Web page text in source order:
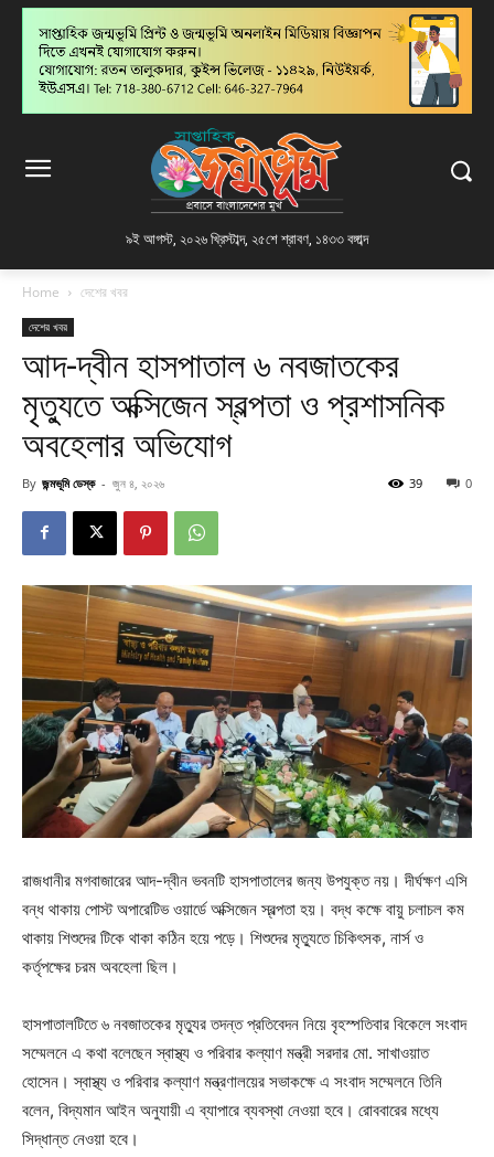
৯ই আগস্ট, ২০২৬ খ্রিস্টাব্দ, ২৫শে শ্রাবণ, ১৪৩৩ বঙ্গাব্দ
Home দেশের খবর
দেশের খবর
আদ-দ্বীন হাসপাতাল ৬ নবজাতকের
মৃত্যুতে অক্সিজেন স্বল্পতা ও প্রশাসনিক
অবহেলার অভিযোগ
By জন্মভূমি ডেস্ক - জুন ৪, ২০২৬ 0
39
রাজধানীর মগবাজারের আদ-দ্বীন ভবনটি হাসপাতালের জন্য উপযুক্ত নয়। দীর্ঘক্ষণ এসি
বন্ধ থাকায় পোস্ট অপারেটিভ ওয়ার্ডে অক্সিজেন স্বল্পতা হয়। বদ্ধ কক্ষে বায়ু চলাচল কম
থাকায় শিশুদের টিকে থাকা কঠিন হয়ে পড়ে। শিশুদের মৃত্যুতে চিকিৎসক, নার্স ও
কর্তৃপক্ষের চরম অবহেলা ছিল।
হাসপাতালটিতে ৬ নবজাতকের মৃত্যুর তদন্ত প্রতিবেদন নিয়ে বৃহস্পতিবার বিকেলে সংবাদ
সম্মেলনে এ কথা বলেছেন স্বাস্থ্য ও পরিবার কল্যাণ মন্ত্রী সরদার মো. সাখাওয়াত
হোসেন। স্বাস্থ্য ও পরিবার কল্যাণ মন্ত্রণালয়ের সভাকক্ষে এ সংবাদ সম্মেলনে তিনি
বলেন, বিদ্যমান আইন অনুযায়ী এ ব্যাপারে ব্যবস্থা নেওয়া হবে। রোববারের মধ্যে
সিদ্ধান্ত নেওয়া হবে।